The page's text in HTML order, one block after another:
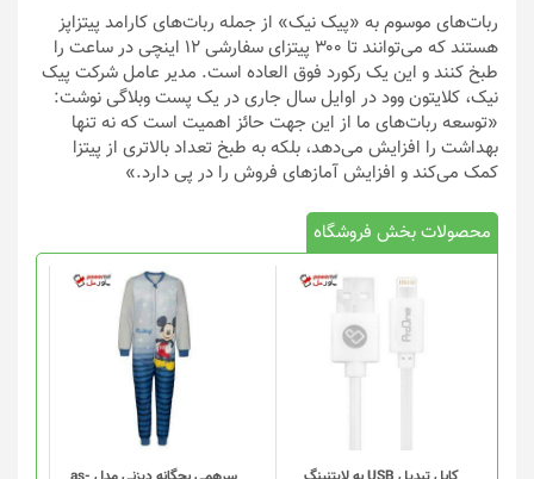
ربات‌های موسوم به «پیک نیک» از جمله ربات‌های کارامد پیتزاپز
هستند که می‌توانند تا ۳۰۰ پیتزای سفارشی ۱۲ اینچی در ساعت را
طبخ کنند و این یک رکورد فوق العاده است. مدیر عامل شرکت پیک
نیک، کلایتون وود در اوایل سال جاری در یک پست وبلاگی نوشت:
«توسعه ربات‌های ما از این جهت حائز اهمیت است که نه تنها
بهداشت را افزایش می‌دهد، بلکه به طبخ تعداد بالاتری از پیتزا
کمک می‌کند و افزایش آماز‌های فروش را در پی دارد.»
محصولات بخش فروشگاه